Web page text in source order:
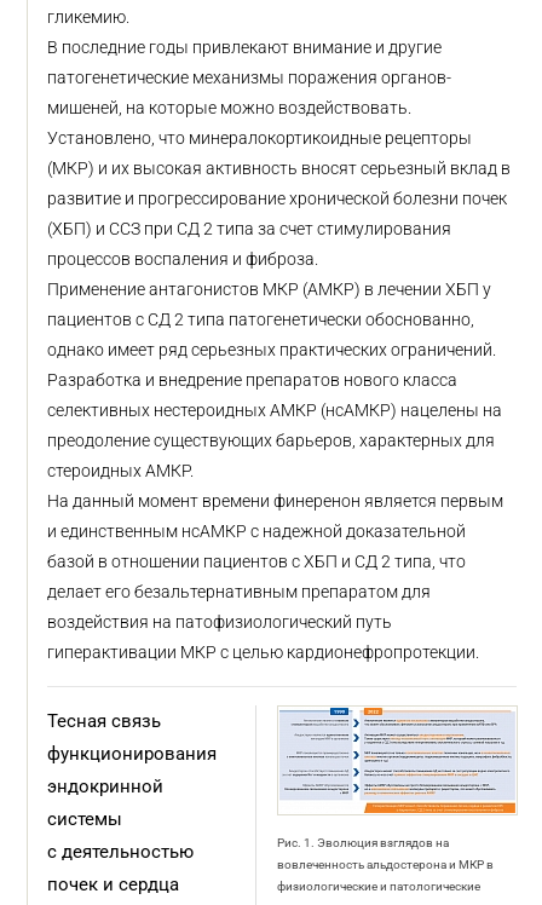
гликемию.
В последние годы привлекают внимание и другие
патогенетические механизмы поражения органов-
мишеней, на которые можно воздействовать.
Установлено, что минералокортикоидные рецепторы
(МКР) и их высокая активность вносят серьезный вклад в
развитие и прогрессирование хронической болезни почек
(ХБП) и ССЗ при СД 2 типа за счет стимулирования
процессов воспаления и фиброза.
Применение антагонистов МКР (АМКР) в лечении ХБП у
пациентов с СД 2 типа патогенетически обоснованно,
однако имеет ряд серьезных практических ограничений.
Разработка и внедрение препаратов нового класса
селективных нестероидных АМКР (нсАМКР) нацелены на
преодоление существующих барьеров, характерных для
стероидных АМКР.
На данный момент времени финеренон является первым
и единственным нсАМКР с надежной доказательной
базой в отношении пациентов с ХБП и СД 2 типа, что
делает его безальтернативным препаратом для
воздействия на патофизиологический путь
гиперактивации МКР с целью кардионефропротекции.
Рис. 1. Эволюция взглядов на
вовлеченность альдостерона и МКР в
физиологические и патологические
Тесная связь
функционирования
эндокринной
системы
с деятельностью
почек и сердца